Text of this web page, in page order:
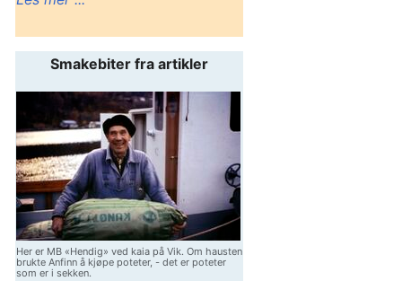
Smakebiter fra artikler
Her er MB «Hendig» ved kaia på Vik. Om hausten
brukte Anfinn å kjøpe poteter, - det er poteter
som er i sekken.